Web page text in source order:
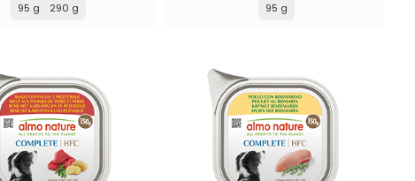
95 g 290 g 95 g